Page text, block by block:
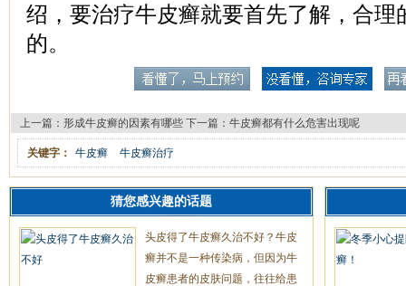
绍，要治疗牛皮癣就要首先了解，合理
的。
上一篇： 形成牛皮癣的因素有哪些 下一篇： 牛皮癣都有什么危害出现呢
关键字： 牛皮癣 牛皮癣治疗
猜您感兴趣的话题
头皮得了牛皮癣久治不好？牛皮
癣并不是一种传染病，但因为牛
皮癣患者的皮肤问题，往往给患